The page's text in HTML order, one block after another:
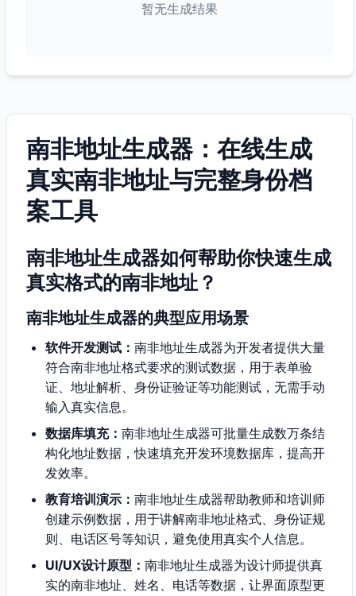
暂无生成结果
南非地址生成器：在线生成
真实南非地址与完整身份档
案工具
南非地址生成器如何帮助你快速生成
真实格式的南非地址？
南非地址生成器的典型应用场景
软件开发测试： 南非地址生成器为开发者提供大量
符合南非地址格式要求的测试数据，用于表单验
证、地址解析、身份证验证等功能测试，无需手动
输入真实信息。
数据库填充： 南非地址生成器可批量生成数万条结
构化地址数据，快速填充开发环境数据库，提高开
发效率。
教育培训演示： 南非地址生成器帮助教师和培训师
创建示例数据，用于讲解南非地址格式、身份证规
则、电话区号等知识，避免使用真实个人信息。
UI/UX设计原型： 南非地址生成器为设计师提供真
实的南非地址、姓名、电话等数据，让界面原型更